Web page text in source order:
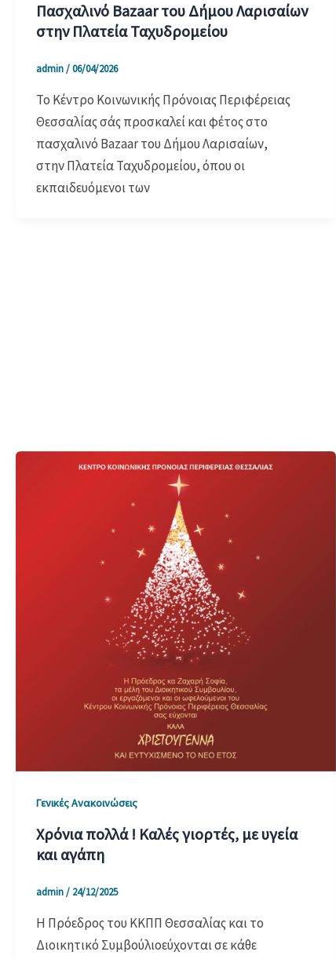
Πασχαλινό Bazaar του Δήμου Λαρισαίων
στην Πλατεία Ταχυδρομείου
admin/06/04/2026
Το Κέντρο Κοινωνικής Πρόνοιας Περιφέρειας
Θεσσαλίας σάς προσκαλεί και φέτος στο
πασχαλινό Bazaar του Δήμου Λαρισαίων,
στην Πλατεία Ταχυδρομείου, όπου οι
εκπαιδευόμενοι των
Γενικές Ανακοινώσεις
Χρόνια πολλά ! Καλές γιορτές, με υγεία
και αγάπη
admin/ 24/12/2025
Η Πρόεδρος του ΚΚΠΠ Θεσσαλίας και το
Διοικητικό Συμβούλιοεύχονται σε κάθε